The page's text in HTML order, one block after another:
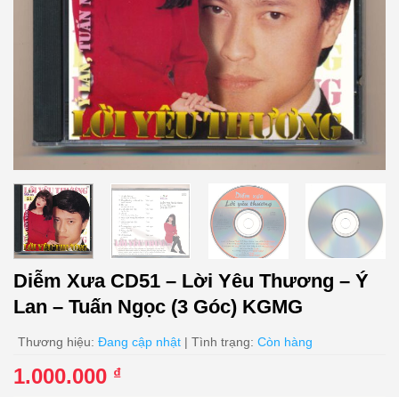
Diễm Xưa CD51 – Lời Yêu Thương – Ý
Lan – Tuấn Ngọc (3 Góc) KGMG
Thương hiệu: Đang cập nhật | Tình trạng: Còn hàng
1.000.000 ₫